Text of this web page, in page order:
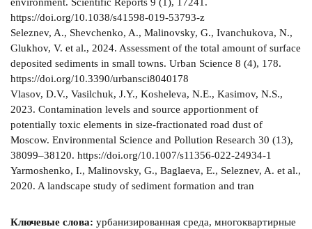
environment. Scientific Reports 9 (1), 17241.
https://doi.org/10.1038/s41598-019-53793-z
Seleznev, A., Shevchenko, A., Malinovsky, G., Ivanchukova, N.,
Glukhov, V. et al., 2024. Assessment of the total amount of surface
deposited sediments in small towns. Urban Science 8 (4), 178.
https://doi.org/10.3390/urbansci8040178
Vlasov, D.V., Vasilchuk, J.Y., Kosheleva, N.E., Kasimov, N.S.,
2023. Contamination levels and source apportionment of
potentially toxic elements in size-fractionated road dust of
Moscow. Environmental Science and Pollution Research 30 (13),
38099–38120. https://doi.org/10.1007/s11356-022-24934-1
Yarmoshenko, I., Malinovsky, G., Baglaeva, E., Seleznev, A. et al.,
2020. A landscape study of sediment formation and tran
Ключевые слова: урбанизированная среда, многоквартирные